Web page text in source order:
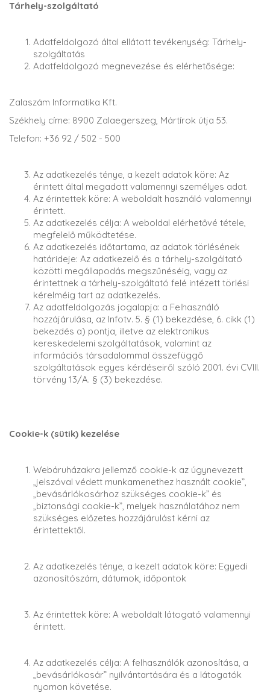
Tárhely-szolgáltató
Adatfeldolgozó által ellátott tevékenység: Tárhely-
szolgáltatás
Adatfeldolgozó megnevezése és elérhetősége:
Zalaszám Informatika Kft.
Székhely címe: 8900 Zalaegerszeg, Mártírok útja 53.
Telefon: +36 92 / 502 - 500
Az adatkezelés ténye, a kezelt adatok köre: Az
érintett által megadott valamennyi személyes adat.
Az érintettek köre: A weboldalt használó valamennyi
érintett.
Az adatkezelés célja: A weboldal elérhetővé tétele,
megfelelő működtetése.
Az adatkezelés időtartama, az adatok törlésének
határideje: Az adatkezelő és a tárhely-szolgáltató
közötti megállapodás megszűnéséig, vagy az
érintettnek a tárhely-szolgáltató felé intézett törlési
kérelméig tart az adatkezelés.
Az adatfeldolgozás jogalapja: a Felhasználó
hozzájárulása, az Infotv. 5. § (1) bekezdése, 6. cikk (1)
bekezdés a) pontja, illetve az elektronikus
kereskedelemi szolgáltatások, valamint az
információs társadalommal összefüggő
szolgáltatások egyes kérdéseiről szóló 2001. évi CVIII.
törvény 13/A. § (3) bekezdése.
Cookie-k (sütik) kezelése
Webáruházakra jellemző cookie-k az úgynevezett
„jelszóval védett munkamenethez használt cookie”,
„bevásárlókosárhoz szükséges cookie-k” és
„biztonsági cookie-k”, melyek használatához nem
szükséges előzetes hozzájárulást kérni az
érintettektől.
Az adatkezelés ténye, a kezelt adatok köre: Egyedi
azonosítószám, dátumok, időpontok
Az érintettek köre: A weboldalt látogató valamennyi
érintett.
Az adatkezelés célja: A felhasználók azonosítása, a
„bevásárlókosár” nyilvántartására és a látogatók
nyomon követése.